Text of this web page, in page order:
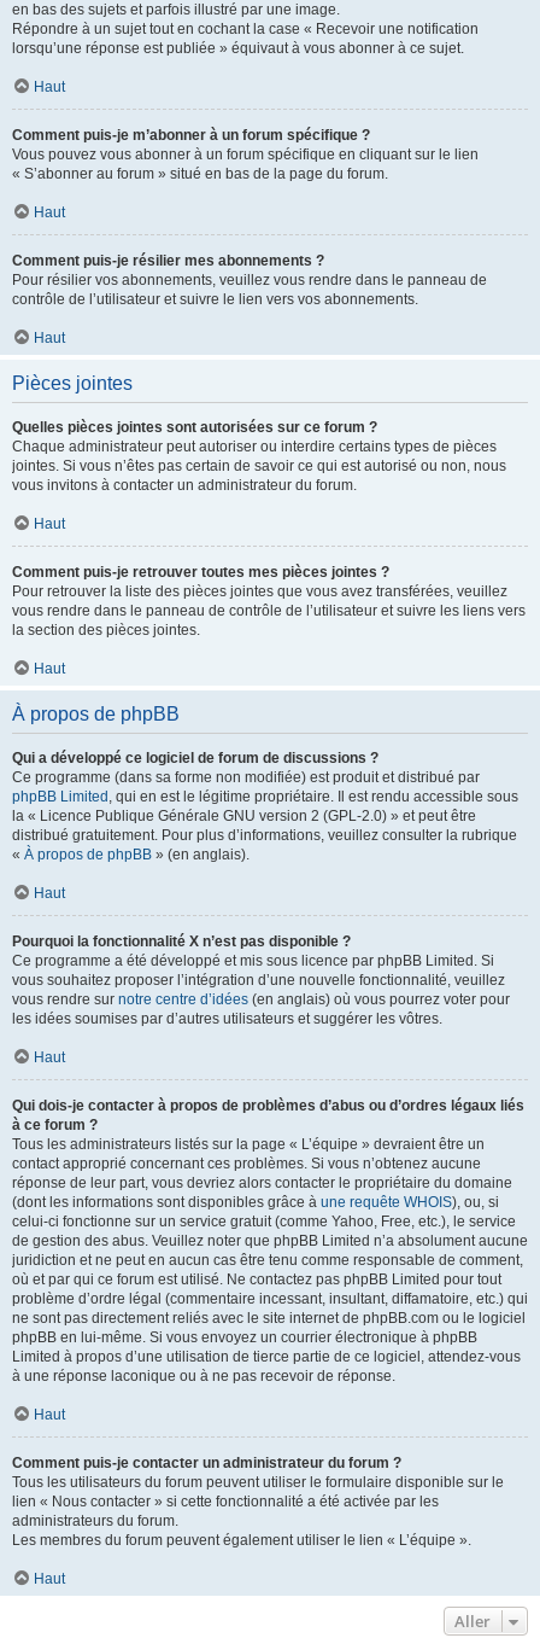
en bas des sujets et parfois illustré par une image.
Répondre à un sujet tout en cochant la case « Recevoir une notification
lorsqu’une réponse est publiée » équivaut à vous abonner à ce sujet.
Haut
Comment puis-je m’abonner à un forum spécifique ?
Vous pouvez vous abonner à un forum spécifique en cliquant sur le lien
« S’abonner au forum » situé en bas de la page du forum.
Haut
Comment puis-je résilier mes abonnements ?
Pour résilier vos abonnements, veuillez vous rendre dans le panneau de
contrôle de l’utilisateur et suivre le lien vers vos abonnements.
Haut
Pièces jointes
Quelles pièces jointes sont autorisées sur ce forum ?
Chaque administrateur peut autoriser ou interdire certains types de pièces
jointes. Si vous n’êtes pas certain de savoir ce qui est autorisé ou non, nous
vous invitons à contacter un administrateur du forum.
Haut
Comment puis-je retrouver toutes mes pièces jointes ?
Pour retrouver la liste des pièces jointes que vous avez transférées, veuillez
vous rendre dans le panneau de contrôle de l’utilisateur et suivre les liens vers
la section des pièces jointes.
Haut
À propos de phpBB
Qui a développé ce logiciel de forum de discussions ?
Ce programme (dans sa forme non modifiée) est produit et distribué par
phpBB Limited , qui en est le légitime propriétaire. Il est rendu accessible sous
la « Licence Publique Générale GNU version 2 (GPL-2.0) » et peut être
distribué gratuitement. Pour plus d’informations, veuillez consulter la rubrique
« À propos de phpBB » (en anglais).
Haut
Pourquoi la fonctionnalité X n’est pas disponible ?
Ce programme a été développé et mis sous licence par phpBB Limited. Si
vous souhaitez proposer l’intégration d’une nouvelle fonctionnalité, veuillez
vous rendre sur notre centre d’idées (en anglais) où vous pourrez voter pour
les idées soumises par d’autres utilisateurs et suggérer les vôtres.
Haut
Qui dois-je contacter à propos de problèmes d’abus ou d’ordres légaux liés
à ce forum ?
Tous les administrateurs listés sur la page « L’équipe » devraient être un
contact approprié concernant ces problèmes. Si vous n’obtenez aucune
réponse de leur part, vous devriez alors contacter le propriétaire du domaine
(dont les informations sont disponibles grâce à une requête WHOIS), ou, si
celui-ci fonctionne sur un service gratuit (comme Yahoo, Free, etc.), le service
de gestion des abus. Veuillez noter que phpBB Limited n’a absolument aucune
juridiction et ne peut en aucun cas être tenu comme responsable de comment,
où et par qui ce forum est utilisé. Ne contactez pas phpBB Limited pour tout
problème d’ordre légal (commentaire incessant, insultant, diffamatoire, etc.) qui
ne sont pas directement reliés avec le site internet de phpBB.com ou le logiciel
phpBB en lui-même. Si vous envoyez un courrier électronique à phpBB
Limited à propos d’une utilisation de tierce partie de ce logiciel, attendez-vous
à une réponse laconique ou à ne pas recevoir de réponse.
Haut
Comment puis-je contacter un administrateur du forum ?
Tous les utilisateurs du forum peuvent utiliser le formulaire disponible sur le
lien « Nous contacter » si cette fonctionnalité a été activée par les
administrateurs du forum.
Les membres du forum peuvent également utiliser le lien « L’équipe ».
Haut
Aller